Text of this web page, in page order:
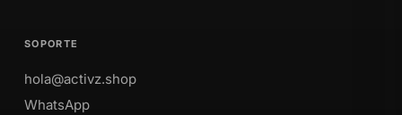
SOPORTE
hola@activz.shop
WhatsApp